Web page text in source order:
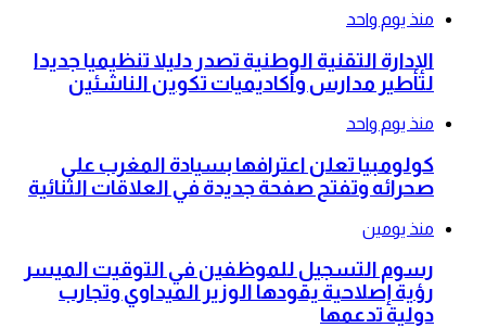
منذ يوم واحد
الإدارة التقنية الوطنية تصدر دليلا تنظيميا جديدا
لتأطير مدارس وأكاديميات تكوين الناشئين
منذ يوم واحد
كولومبيا تعلن اعترافها بسيادة المغرب على
صحرائه وتفتح صفحة جديدة في العلاقات الثنائية
منذ يومين
رسوم التسجيل للموظفين في التوقيت الميسر
رؤية إصلاحية يقودها الوزير الميداوي وتجارب
دولية تدعمها